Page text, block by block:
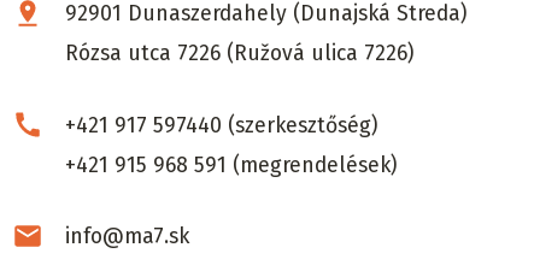
92901 Dunaszerdahely (Dunajská Streda)
Rózsa utca 7226 (Ružová ulica 7226)
+421 917 597440 (szerkesztőség)
+421 915 968 591 (megrendelések)
info@ma7.sk